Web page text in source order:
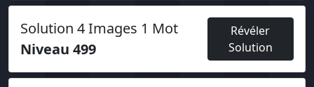
Solution 4 Images 1 Mot
Niveau 499
Révéler
Solution